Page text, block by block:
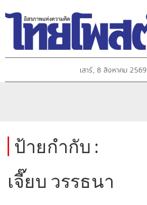
เสาร์, 8 สิงหาคม 2569
ป้ายกำกับ :
เจี๊ยบ วรรธนา